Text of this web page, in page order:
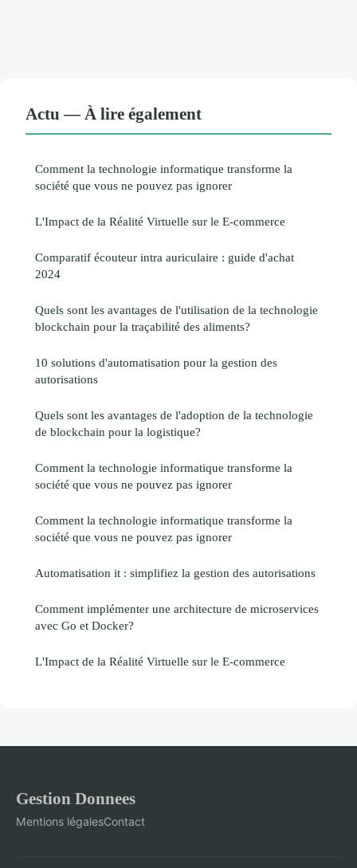
Actu — À lire également
Comment la technologie informatique transforme la
société que vous ne pouvez pas ignorer
L'Impact de la Réalité Virtuelle sur le E-commerce
Comparatif écouteur intra auriculaire : guide d'achat
2024
Quels sont les avantages de l'utilisation de la technologie
blockchain pour la traçabilité des aliments?
10 solutions d'automatisation pour la gestion des
autorisations
Quels sont les avantages de l'adoption de la technologie
de blockchain pour la logistique?
Comment la technologie informatique transforme la
société que vous ne pouvez pas ignorer
Comment la technologie informatique transforme la
société que vous ne pouvez pas ignorer
Automatisation it : simplifiez la gestion des autorisations
Comment implémenter une architecture de microservices
avec Go et Docker?
L'Impact de la Réalité Virtuelle sur le E-commerce
Gestion Donnees
Mentions légalesContact